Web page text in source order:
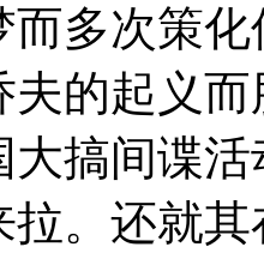
而多次策
夫的起义
大搞间谍
拉。还就